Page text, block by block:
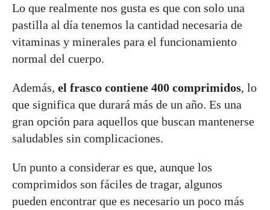
Lo que realmente nos gusta es que con solo una
pastilla al día tenemos la cantidad necesaria de
vitaminas y minerales para el funcionamiento
normal del cuerpo.
Además, el frasco contiene 400 comprimidos, lo
que significa que durará más de un año. Es una
gran opción para aquellos que buscan mantenerse
saludables sin complicaciones.
Un punto a considerar es que, aunque los
comprimidos son fáciles de tragar, algunos
pueden encontrar que es necesario un poco más